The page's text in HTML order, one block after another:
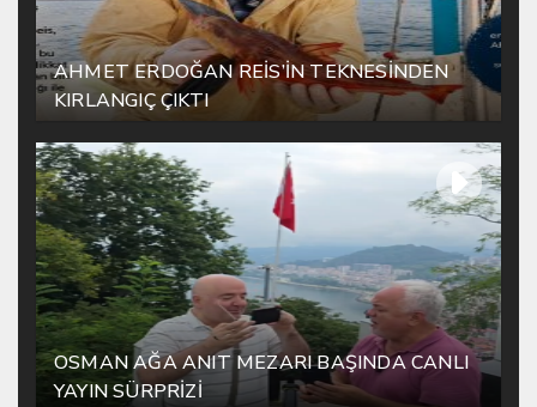
AHMET ERDOĞAN REİS’İN TEKNESİNDEN
KIRLANGIÇ ÇIKTI
OSMAN AĞA ANIT MEZARI BAŞINDA CANLI
YAYIN SÜRPRİZİ